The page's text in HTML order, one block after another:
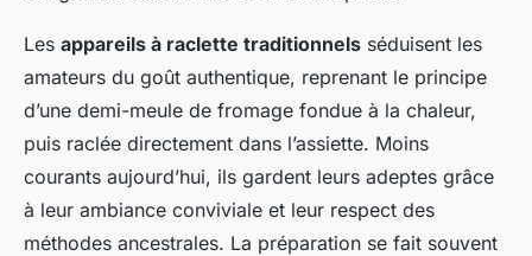
Les appareils à raclette traditionnels séduisent les
amateurs du goût authentique, reprenant le principe
d’une demi-meule de fromage fondue à la chaleur,
puis raclée directement dans l’assiette. Moins
courants aujourd’hui, ils gardent leurs adeptes grâce
à leur ambiance conviviale et leur respect des
méthodes ancestrales. La préparation se fait souvent